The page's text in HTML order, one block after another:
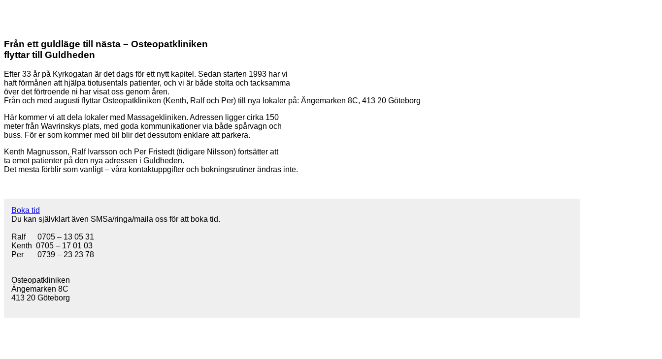
Från ett guldläge till nästa – Osteopatkliniken
flyttar till Guldheden
Efter 33 år på Kyrkogatan är det dags för ett nytt kapitel. Sedan starten 1993 har vi
haft förmånen att hjälpa tiotusentals patienter, och vi är både stolta och tacksamma
över det förtroende ni har visat oss genom åren.
Från och med augusti flyttar Osteopatkliniken (Kenth, Ralf och Per) till nya lokaler på: Ängemarken 8C, 413 20 Göteborg
Här kommer vi att dela lokaler med Massagekliniken. Adressen ligger cirka 150
meter från Wavrinskys plats, med goda kommunikationer via både spårvagn och
buss. För er som kommer med bil blir det dessutom enklare att parkera.
Kenth Magnusson, Ralf Ivarsson och Per Fristedt (tidigare Nilsson) fortsätter att
ta emot patienter på den nya adressen i Guldheden.
Det mesta förblir som vanligt – våra kontaktuppgifter och bokningsrutiner ändras inte.
Boka tid
Du kan självklart även SMSa/ringa/maila oss för att boka tid.
Ralf 0705 – 13 05 31
Kenth 0705 – 17 01 03
Per 0739 – 23 23 78
Osteopatkliniken
Ängemarken 8C
413 20 Göteborg